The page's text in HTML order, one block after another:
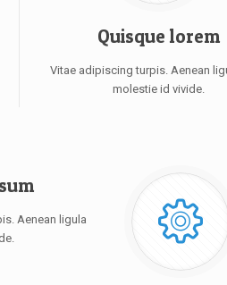
Quisque lorem
Vitae adipiscing turpis. Aenean
molestie id vivide.
Aenean ligula